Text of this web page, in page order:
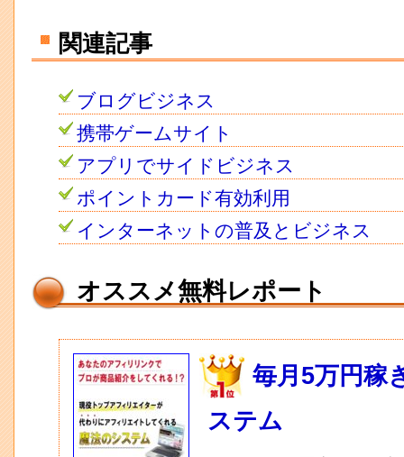
関連記事
ブログビジネス
携帯ゲームサイト
アプリでサイドビジネス
ポイントカード有効利用
インターネットの普及とビジネス
オススメ無料レポート
毎月5万円稼
ステム